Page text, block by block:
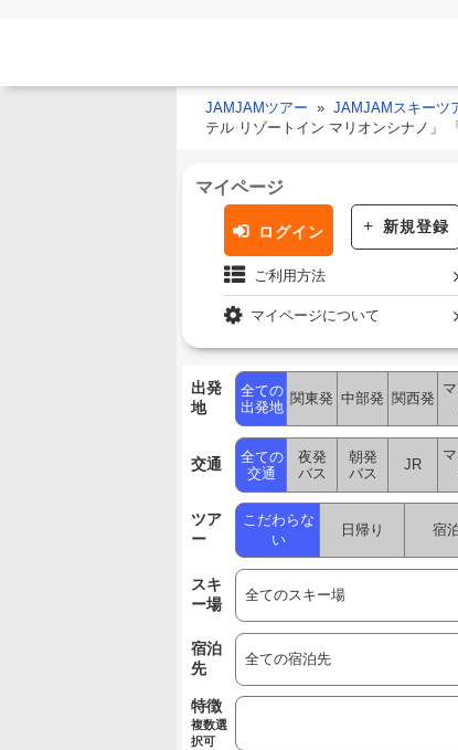
JAMJAMツアー JAMJAMスキーツ
テル リゾートイン マリオンシナノ」
マイページ
ログイン 新規登録
ご利用方法
マイページについて
出発
地
全ての
出発地
関東発 中部発 関西発
交通
全ての
交通
夜発
バス
朝発
バス
JR
ツア
ー
こだわらな
い
日帰り 宿
スキ
ー場
宿泊
先
特徴
複数選
択可